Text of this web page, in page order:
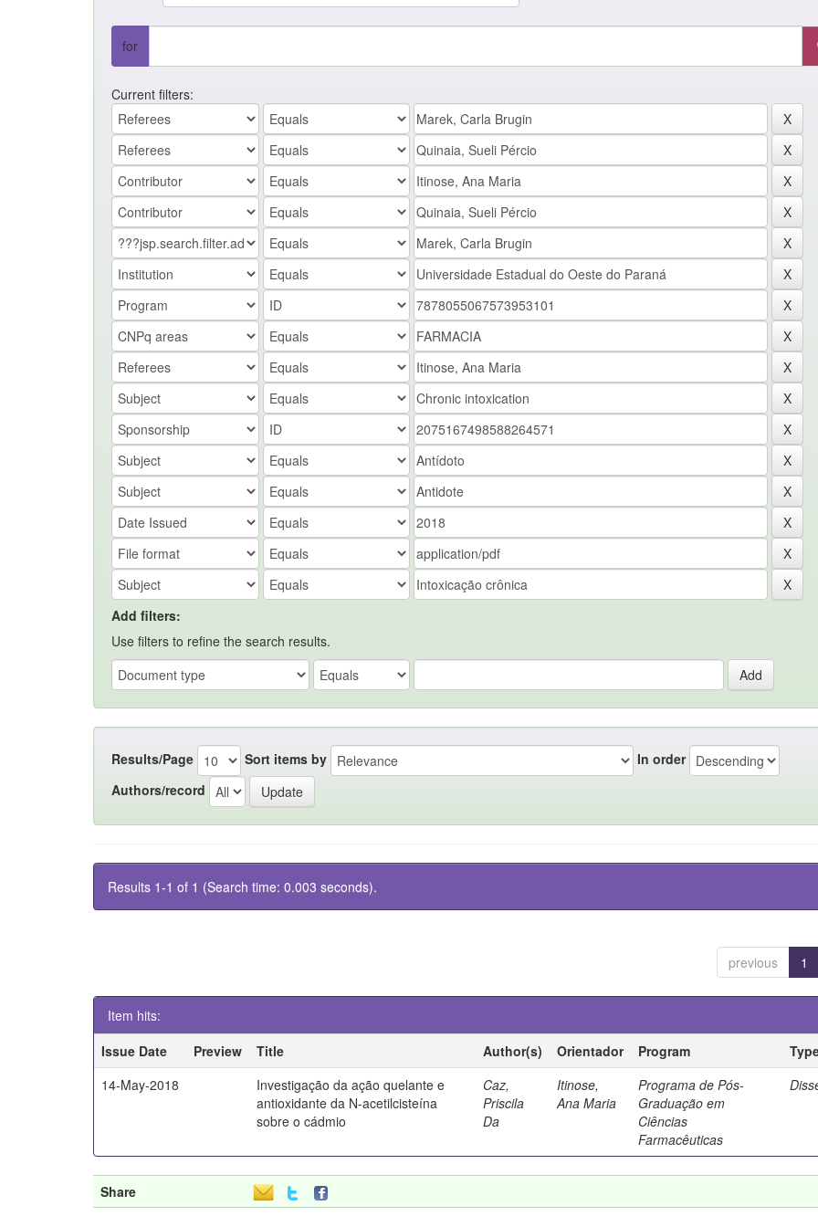
for
Current filters:
Add filters:
Use filters to refine the search results.
Results/Page Sort items by
In order
Authors/record
Results 1-1 of 1 (Search time: 0.003 seconds).
previous 1
Item hits:
Issue Date
Preview Title Author(s) Orientador Program
14-May-2018
Investigação da ação quelante e
antioxidante da N-acetilcisteína
sobre o cádmio
Caz,
Priscila
Da
Itinose,
Ana Maria
Programa de Pós-
Graduação em
Ciências
Farmacêuticas
Share